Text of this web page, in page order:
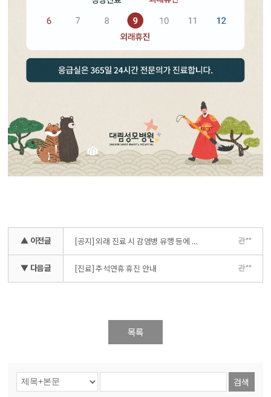
▲ 이전글 [공지] 외래 진료 시 감염병 유행 등에 따른 안내 관**
▼ 다음글 [진료] 추석연휴 휴진 안내 관**
목록
검색